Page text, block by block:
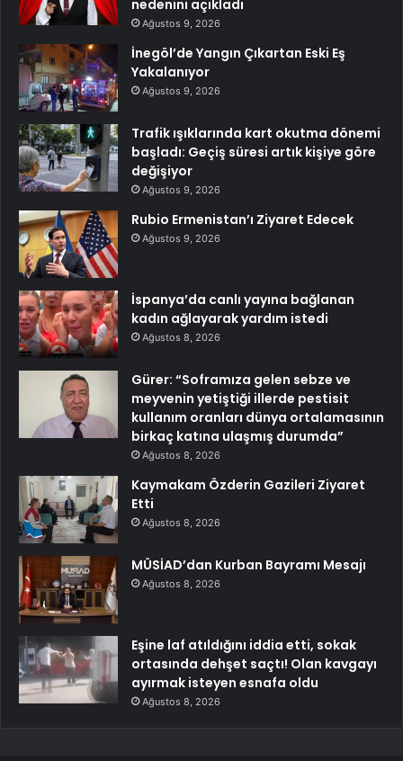
nedenini açıkladı
Ağustos 9, 2026
İnegöl’de Yangın Çıkartan Eski Eş
Yakalanıyor
Ağustos 9, 2026
Trafik ışıklarında kart okutma dönemi
başladı: Geçiş süresi artık kişiye göre
değişiyor
Ağustos 9, 2026
Rubio Ermenistan’ı Ziyaret Edecek
Ağustos 9, 2026
İspanya’da canlı yayına bağlanan
kadın ağlayarak yardım istedi
Ağustos 8, 2026
Gürer: “Soframıza gelen sebze ve
meyvenin yetiştiği illerde pestisit
kullanım oranları dünya ortalamasının
birkaç katına ulaşmış durumda”
Ağustos 8, 2026
Kaymakam Özderin Gazileri Ziyaret
Etti
Ağustos 8, 2026
MÜSİAD’dan Kurban Bayramı Mesajı
Ağustos 8, 2026
Eşine laf atıldığını iddia etti, sokak
ortasında dehşet saçtı! Olan kavgayı
ayırmak isteyen esnafa oldu
Ağustos 8, 2026